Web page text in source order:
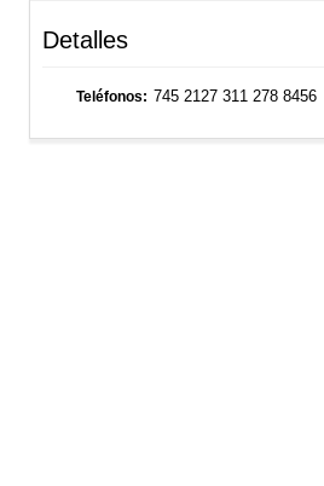
Detalles
Teléfonos 745 2127 311 278 8456